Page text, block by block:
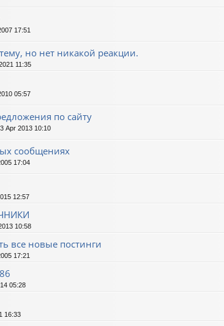
17:51
но нет никакой реакции.
11:35
05:57
по сайту
Apr 2013 10:10
сообщениях
17:04
12:57
10:58
все новые постинги
17:21
05:28
16:33